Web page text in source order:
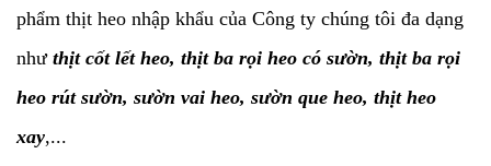
phẩm thịt heo nhập khẩu của Công ty chúng tôi đa dạng
như thịt cốt lết heo, thịt ba rọi heo có sườn, thịt ba rọi
heo rút sườn, sườn vai heo, sườn que heo, thịt heo
xay,...